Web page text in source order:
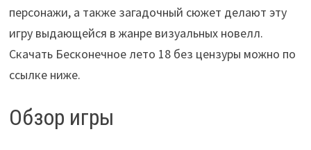
персонажи, а также загадочный сюжет делают эту
игру выдающейся в жанре визуальных новелл.
Скачать Бесконечное лето 18 без цензуры можно по
ссылке ниже.
Обзор игры